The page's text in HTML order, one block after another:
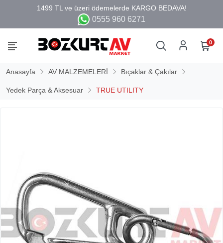
0555 960 6271
0
Anasayfa AV MALZEMELERİ Bıçaklar & Çakılar
Yedek Parça & Aksesuar TRUE UTILITY